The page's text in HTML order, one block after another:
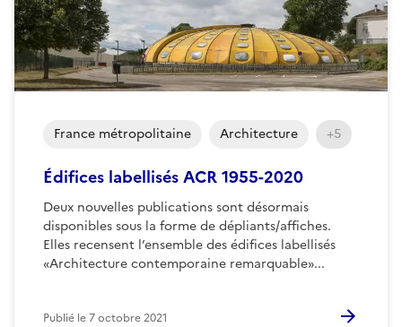
Édifices labellisés ACR 1955-2020
Deux nouvelles publications sont désormais
disponibles sous la forme de dépliants/affiches.
Elles recensent l’ensemble des édifices labellisés
«Architecture contemporaine remarquable»...
France métropolitaine Architecture +5
Publié le7 octobre 2021